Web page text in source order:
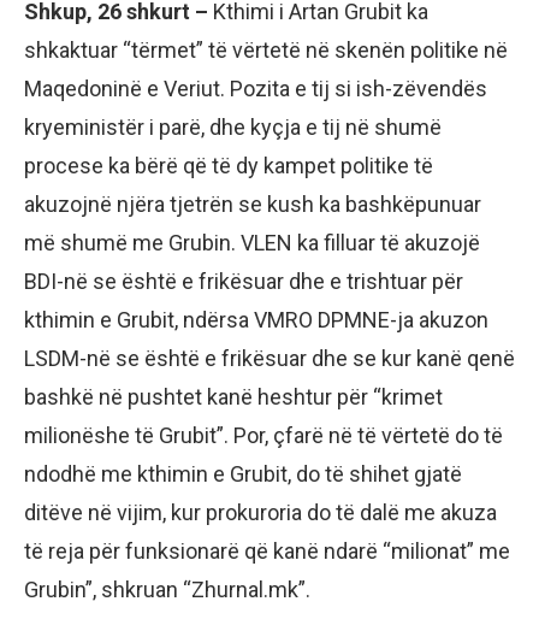
Shkup, 26 shkurt – Kthimi i Artan Grubit ka
shkaktuar “tërmet” të vërtetë në skenën politike në
Maqedoninë e Veriut. Pozita e tij si ish-zëvendës
kryeministër i parë, dhe kyçja e tij në shumë
procese ka bërë që të dy kampet politike të
akuzojnë njëra tjetrën se kush ka bashkëpunuar
më shumë me Grubin. VLEN ka filluar të akuzojë
BDI-në se është e frikësuar dhe e trishtuar për
kthimin e Grubit, ndërsa VMRO DPMNE-ja akuzon
LSDM-në se është e frikësuar dhe se kur kanë qenë
bashkë në pushtet kanë heshtur për “krimet
milionëshe të Grubit”. Por, çfarë në të vërtetë do të
ndodhë me kthimin e Grubit, do të shihet gjatë
ditëve në vijim, kur prokuroria do të dalë me akuza
të reja për funksionarë që kanë ndarë “milionat” me
Grubin”, shkruan “Zhurnal.mk”.